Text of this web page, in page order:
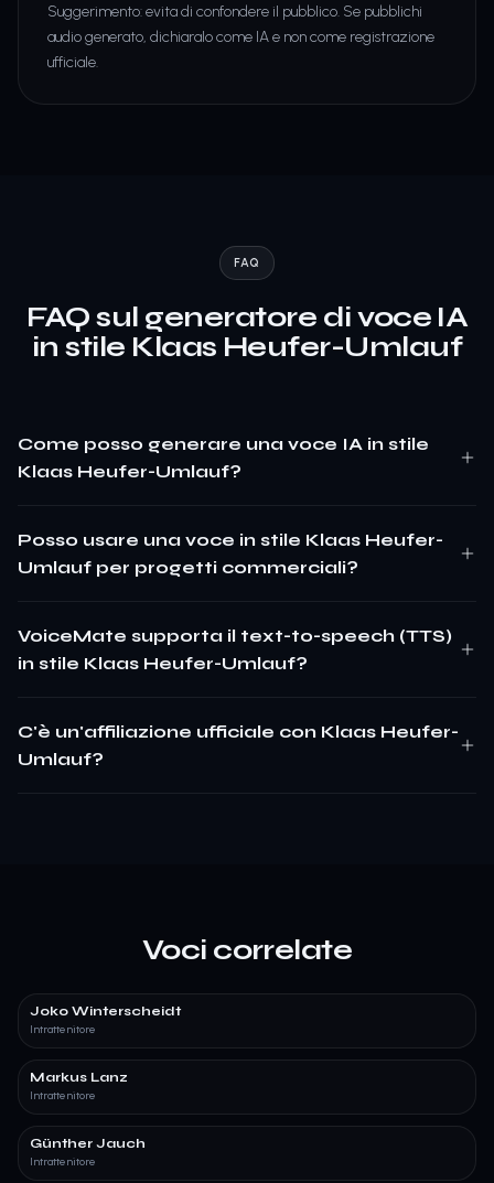
Suggerimento: evita di confondere il pubblico. Se pubblichi
audio generato, dichiaralo come IA e non come registrazione
ufficiale.
FAQ
FAQ sul generatore di voce IA
in stile Klaas Heufer-Umlauf
Come posso generare una voce IA in stile
Klaas Heufer-Umlauf?
Posso usare una voce in stile Klaas Heufer-
Umlauf per progetti commerciali?
VoiceMate supporta il text-to-speech (TTS)
in stile Klaas Heufer-Umlauf?
C'è un'affiliazione ufficiale con Klaas Heufer-
Umlauf?
Voci correlate
Joko Winterscheidt
Intrattenitore
Markus Lanz
Intrattenitore
Günther Jauch
Intrattenitore